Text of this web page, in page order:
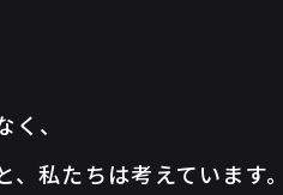
、
、私たちは考えています。